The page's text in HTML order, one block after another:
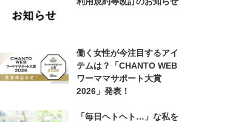
働く女性が今注目するアイ
テムは？「CHANTO WEB
ワーママサポート大賞
2026」発表！
「毎日ヘトヘト…」な私を